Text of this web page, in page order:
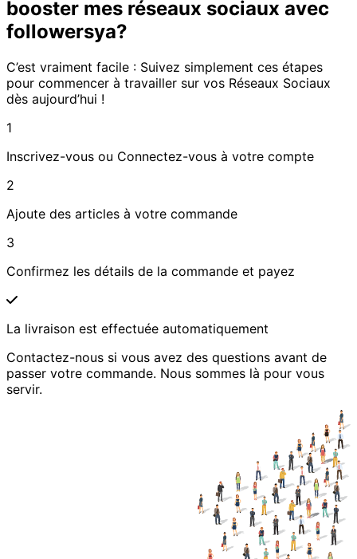
booster mes réseaux sociaux avec
followersya?
C’est vraiment facile : Suivez simplement ces étapes
pour commencer à travailler sur vos Réseaux Sociaux
dès aujourd’hui !
1
Inscrivez-vous ou Connectez-vous à votre compte
2
Ajoute des articles à votre commande
3
Confirmez les détails de la commande et payez
La livraison est effectuée automatiquement
Contactez-nous si vous avez des questions avant de
passer votre commande. Nous sommes là pour vous
servir.